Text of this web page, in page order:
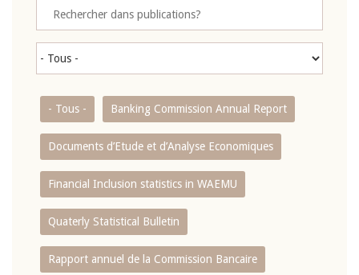
- Tous - Banking Commission Annual Report
Documents d’Etude et d’Analyse Economiques
Financial Inclusion statistics in WAEMU
Quaterly Statistical Bulletin
Rapport annuel de la Commission Bancaire